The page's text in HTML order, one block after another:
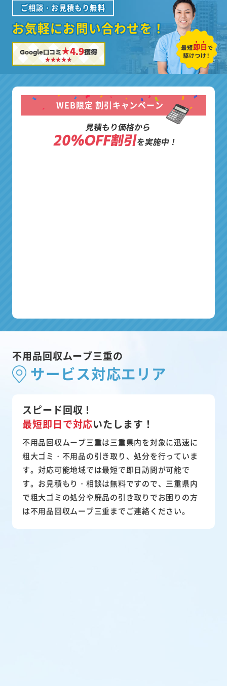
ご相談・お見積もり無料
お気軽にお問い合わせを！
Google口コミ★4.9獲得
WEB限定 割引キャンペーン
見積もり価格から
20%OFF割引を実施中！
不用品回収ムーブ三重の
サービス対応エリア
スピード回収！
最短即日で対応いたします！
不用品回収ムーブ三重は三重県内を対象に迅速に
粗大ゴミ・不用品の引き取り、処分を行っていま
す。対応可能地域では最短で即日訪問が可能で
す。お見積もり・相談は無料ですので、三重県内
で粗大ゴミの処分や廃品の引き取りでお困りの方